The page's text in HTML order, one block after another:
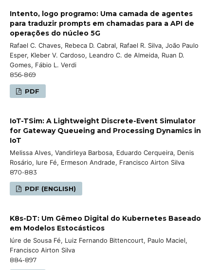
Intento, logo programo: Uma camada de agentes
para traduzir prompts em chamadas para a API de
operações do núcleo 5G
Rafael C. Chaves, Rebeca D. Cabral, Rafael R. Silva, João Paulo
Esper, Kleber V. Cardoso, Leandro C. de Almeida, Ruan D.
Gomes, Fábio L. Verdi
856-869
PDF
IoT-TSim: A Lightweight Discrete-Event Simulator
for Gateway Queueing and Processing Dynamics in
IoT
Melissa Alves, Vandirleya Barbosa, Eduardo Cerqueira, Denis
Rosário, Iure Fé, Ermeson Andrade, Francisco Airton Silva
870-883
PDF (ENGLISH)
K8s-DT: Um Gêmeo Digital do Kubernetes Baseado
em Modelos Estocásticos
Iúre de Sousa Fé, Luiz Fernando Bittencourt, Paulo Maciel,
Francisco Airton Silva
884-897